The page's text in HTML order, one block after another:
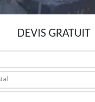
DEVIS GRATUIT